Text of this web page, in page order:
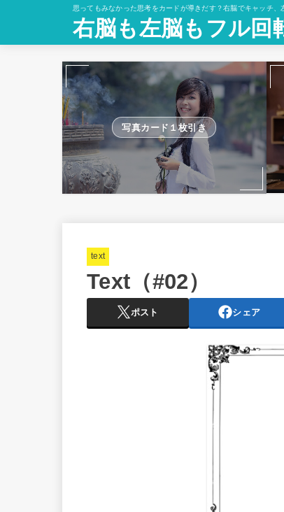
思ってもみなかった思考をカードが導きだす？右脳でキャッチ、
右脳も左脳もフル回
写真カード１枚引き
text
Text（#02）
ポスト シェア